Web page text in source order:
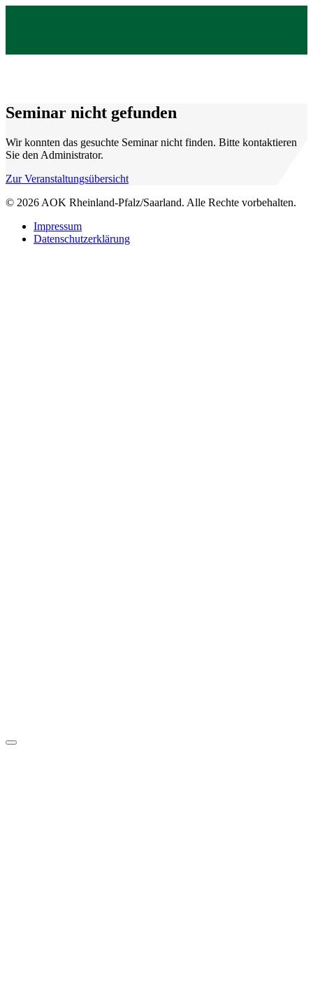
Seminar nicht gefunden
Wir konnten das gesuchte Seminar nicht finden. Bitte kontaktieren
Sie den Administrator.
Zur Veranstaltungsübersicht
© 2026 AOK Rheinland-Pfalz/Saarland. Alle Rechte vorbehalten.
Impressum
Datenschutzerklärung